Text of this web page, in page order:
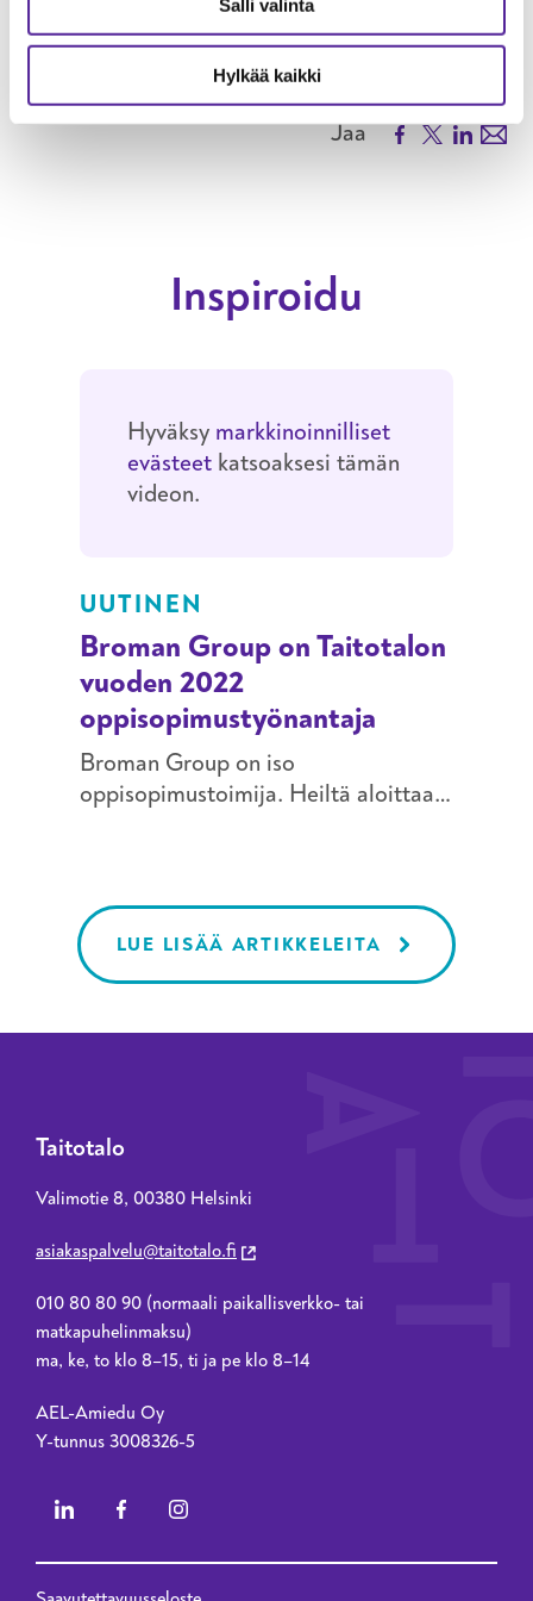
Salli valinta
Hylkää kaikki
Jaa Facebook
X LinkedIn
Inspiroidu
Broman Group on Taitotalon
vuoden 2022
oppisopimustyönantaja
UUTINEN
Broman Group on iso
oppisopimustoimija. Heiltä aloittaa
Hyväksy markkinoinnilliset
evästeet katsoaksesi tämän
videon.
LUE LISÄÄ ARTIKKELEITA
Taitotalo
Valimotie 8, 00380 Helsinki
asiakaspalvelu@taitotalo.fi
010 80 80 90 (normaali paikallisverkko- tai
matkapuhelinmaksu)
ma, ke, to klo 8–15, ti ja pe klo 8–14
AEL-Amiedu Oy
Y-tunnus 3008326-5